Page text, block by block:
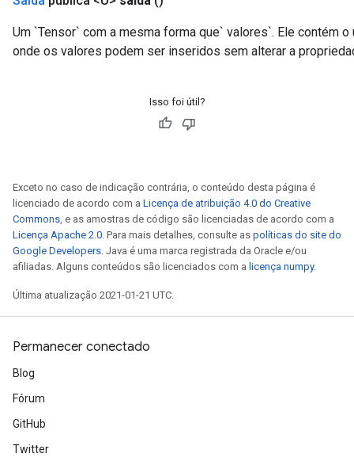
Um `Tensor` com a mesma forma que` valores`. Ele contém
onde os valores podem ser inseridos sem alterar a
Isso foi útil?
Exceto no caso de indicação contrária, o conteúdo desta página é
licenciado de acordo com a Licença de atribuição 4.0 do Creative
Commons, e as amostras de código são licenciadas de acordo com a
Licença Apache 2.0. Para mais detalhes, consulte as políticas do site do
Google Developers. Java é uma marca registrada da Oracle e/ou
afiliadas. Alguns conteúdos são licenciados com a licença numpy.
Última atualização 2021-01-21 UTC.
Permanecer conectado
Blog
Fórum
GitHub
Twitter